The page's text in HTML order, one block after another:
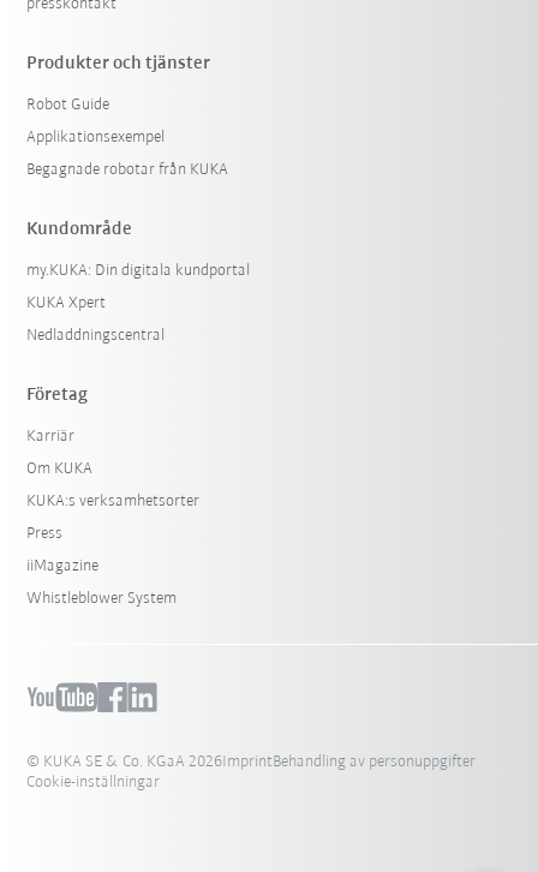
Återställ filter
presskontakt
Produkter och tjänster
Robot Guide
Applikationsexempel
Begagnade robotar från KUKA
Kundområde
my.KUKA: Din digitala kundportal
KUKA Xpert
Nedladdningscentral
Företag
Karriär
Om KUKA
KUKA:s verksamhetsorter
Press
iiMagazine
Whistleblower System
© KUKA SE & Co. KGaA 2026ImprintBehandling av personuppgifter
Cookie-inställningar